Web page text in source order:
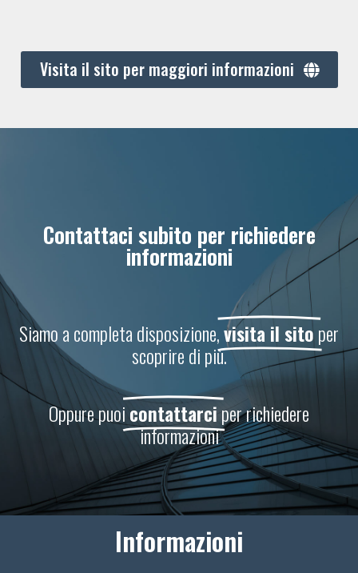
Visita il sito per maggiori informazioni
Contattaci subito per richiedere
informazioni
Siamo a completa disposizione,visita il sitoper
scoprire di più.
Oppure puoicontattarciper richiedere
informazioni
Informazioni